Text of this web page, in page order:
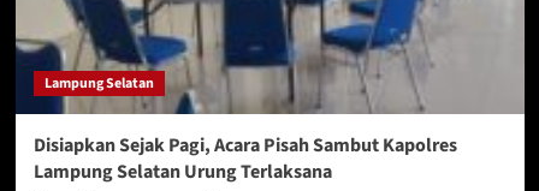
Lampung Selatan
Disiapkan Sejak Pagi, Acara Pisah Sambut Kapolres
Lampung Selatan Urung Terlaksana